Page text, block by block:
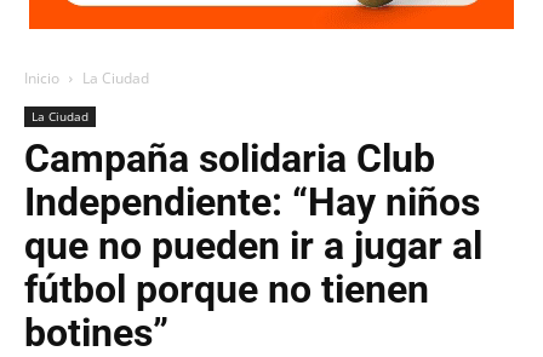
Inicio La Ciudad
La Ciudad
Campaña solidaria Club
Independiente: “Hay niños
que no pueden ir a jugar al
fútbol porque no tienen
botines”